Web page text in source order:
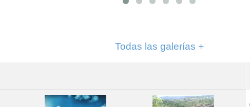
Todas las galerías +